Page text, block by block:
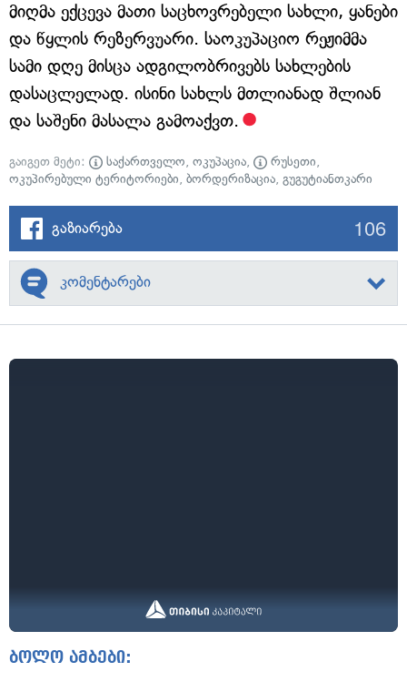
მიღმა ექცევა მათი საცხოვრებელი სახლი, ყანები
და წყლის რეზერვუარი. საოკუპაციო რეჟიმმა
სამი დღე მისცა ადგილობრივებს სახლების
დასაცლელად. ისინი სახლს მთლიანად შლიან
და საშენი მასალა გამოაქვთ.
გაიგეთ მეტი: საქართველო, ოკუპაცია, რუსეთი,
ოკუპირებული ტერიტორიები, ბორდერიზაცია, გუგუტიანთკარი
გაზიარება 106
კომენტარები
ბოლო ამბები: